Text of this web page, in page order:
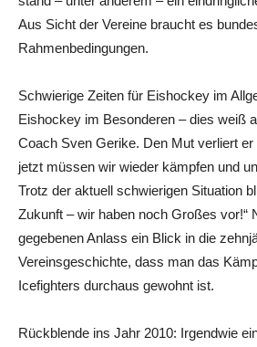
Aus Sicht der Vereine braucht es
Rahmenbedingungen.
Schwierige Zeiten für Eishockey im
Eishockey im Besonderen – dies weiß
Coach Sven Gerike. Den Mut verliert
jetzt müssen wir wieder kämpfen und
Trotz der aktuell schwierigen Situation
Zukunft – wir haben noch Großes vor!“
gegebenen Anlass ein Blick in die
Vereinsgeschichte, dass man das
Icefighters durchaus gewohnt ist.
Rückblende ins Jahr 2010: Irgendwie